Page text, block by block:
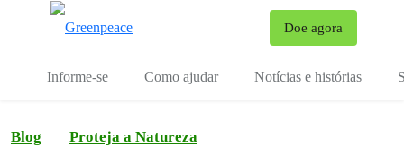
Doe agora
Informe-se Como ajudar Notícias e histórias
Blog Proteja a Natureza